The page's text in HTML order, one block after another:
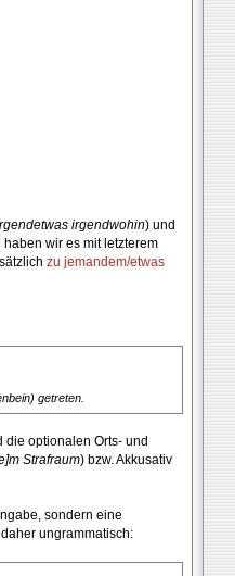
irgendwohin) und
wir es mit letzterem
zu jemandem/etwas
getreten.
die optionalen Orts- und
Strafraum) bzw. Akkusativ
sondern eine
ungrammatisch: